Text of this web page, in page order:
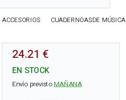
ACCESORIOS CUADERNOASDE MÚSICA
24.21 €
EN STOCK
Envío previstoMAÑANA